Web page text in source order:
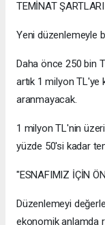
TEMİNAT
Yeni düzenlemeyle
Daha önce 250 bin
artık 1 milyon TL'ye
aranmayacak.
1 milyon TL'nin
yüzde 50'si kadar
"ESNAFIMIZ İÇİN
Düzenlemeyi
ekonomik anlamda